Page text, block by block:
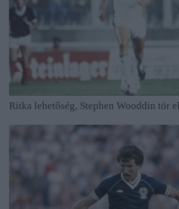
Ritka lehetőség, Stephen Wooddin tör